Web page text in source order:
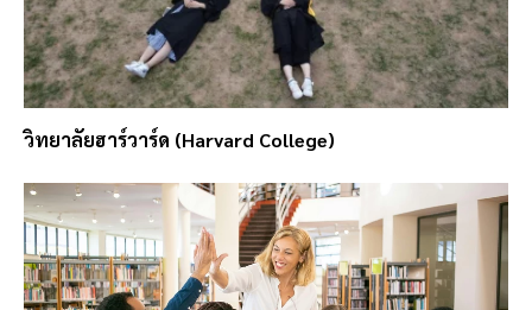
วิทยาลัยฮาร์วาร์ด (Harvard College)